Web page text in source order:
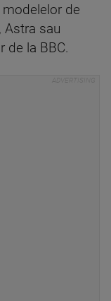
de
Astra sau
de la BBC.